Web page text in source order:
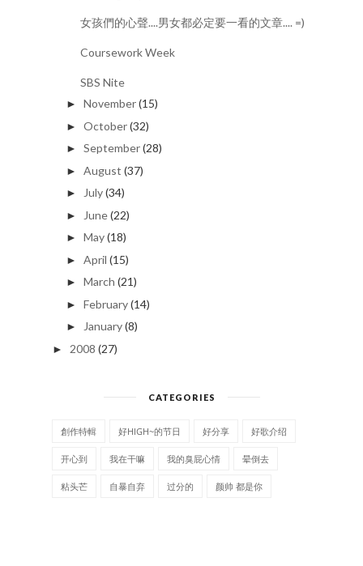
女孩們的心聲....男女都必定要一看的文章.... =)
Coursework Week
SBS Nite
► November(15)
► October(32)
► September(28)
► August (37)
► July(34)
► June(22)
► May(18)
► April (15)
► March (21)
► February(14)
► January(8)
► 2008 (27)
CATEGORIES
創作特輯 好HIGH~的节日 好分享 好歌介绍
开心到 我在干嘛 我的臭屁心情 晕倒去
粘头芒 自暴自弃 过分的 颜帅 都是你